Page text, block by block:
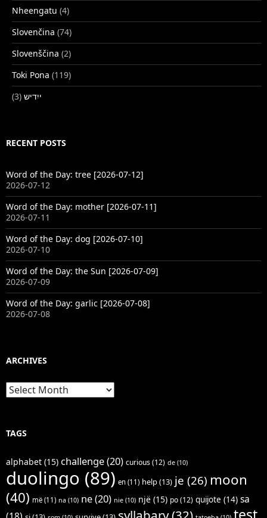
Nheengatu (4)
Slovenčina (74)
Slovenščina (2)
Toki Pona (119)
ייִדיש (3)
RECENT POSTS
Word of the Day: tree [2026-07-12]
2026-07-12
Word of the Day: mother [2026-07-11]
2026-07-11
Word of the Day: dog [2026-07-10]
2026-07-10
Word of the Day: the Sun [2026-07-09]
2026-07-09
Word of the Day: garlic [2026-07-08]
2026-07-08
ARCHIVES
Archives
TAGS
alphabet (15) challenge(20) curious(12) de (10)
duolingo (89) en (11) help(13) je (26) moon
(40) më (11) na (10) ne(20) nie (10) një (15) po(12) quijote (14) sa